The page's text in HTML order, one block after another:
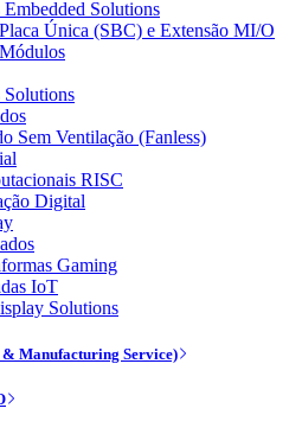
Solutions
Única (SBC) e Extensão MI/O
Solutions
Sem Ventilação (Fanless)
RISC
Digital
Gaming
IoT
Solutions
Manufacturing Service)